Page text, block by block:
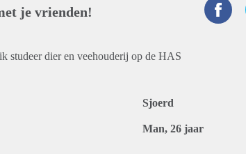
je vrienden!
studeer dier en veehouderij op de HAS
Sjoerd
Man, 26 jaar